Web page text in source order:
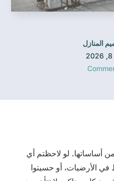
المنازل
من أساساتها. لو لاحظتم أي
الأرضيات، أو حسيتوا